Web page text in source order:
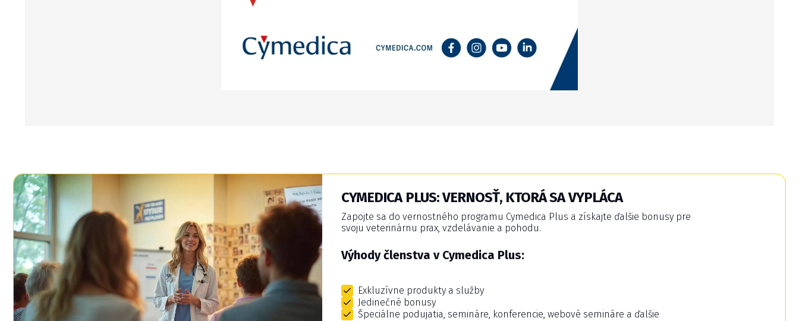
CYMEDICA PLUS: VERNOSŤ, KTORÁ SA VYPLÁCA
Zapojte sa do vernostného programu Cymedica Plus a získajte ďalšie bonusy pre
svoju veterinárnu prax, vzdelávanie a pohodu.
Výhody členstva v Cymedica Plus:
Exkluzívne produkty a služby
Jedinečné bonusy
Špeciálne podujatia, semináre, konferencie, webové semináre a ďalšie